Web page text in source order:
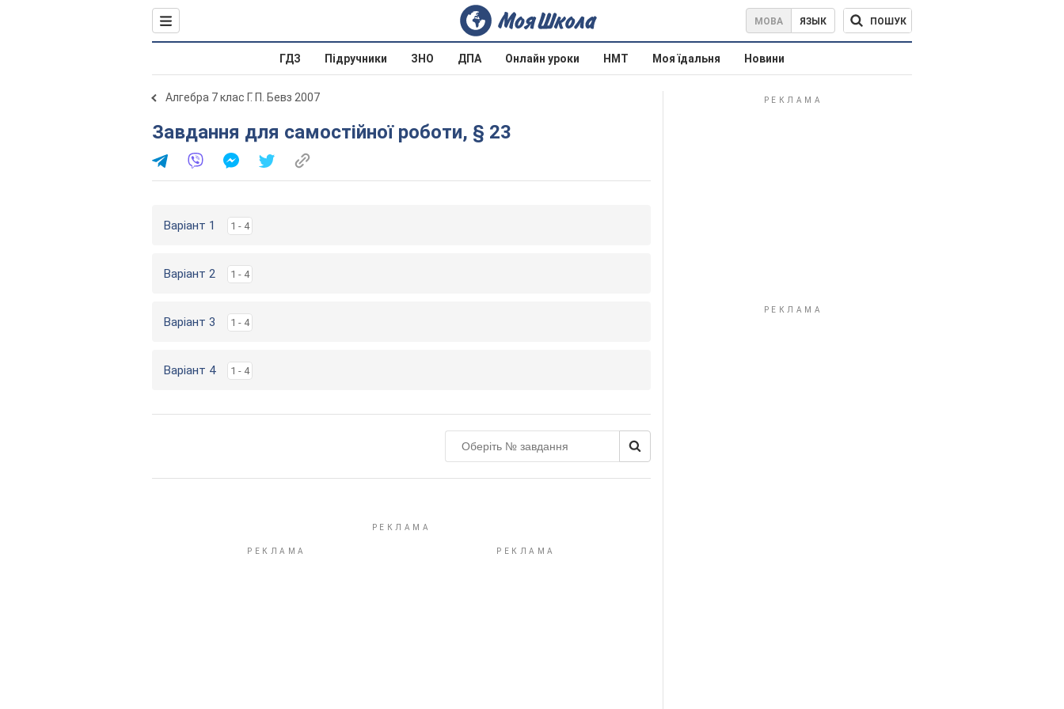
МОВА ЯЗЫК ПОШУК
ГДЗ Підручники ЗНО ДПА Онлайн уроки НМТ Моя їдальня Новини
Алгебра 7 клас Г. П. Бевз 2007
Завдання для самостійної роботи, § 23
Варіант 1 1 - 4
Варіант 2 1 - 4
Варіант 3 1 - 4
Варіант 4 1 - 4